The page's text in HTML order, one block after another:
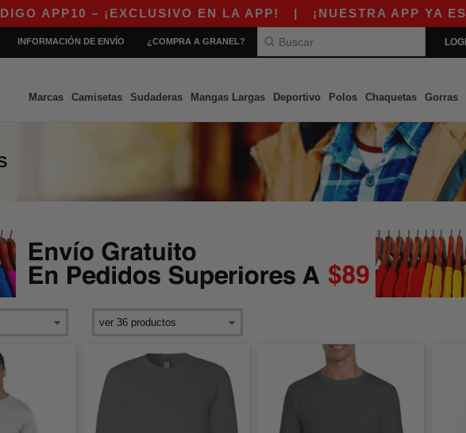
– ¡EXCLUSIVO EN LA APP! |¡NUESTRA APP YA ESTÁ
INFORMACIÓN DE ENVÍO ¿COMPRA A GRANEL?
Marcas Camisetas Sudaderas Mangas Largas Deportivo Polos Chaquetas Gorras